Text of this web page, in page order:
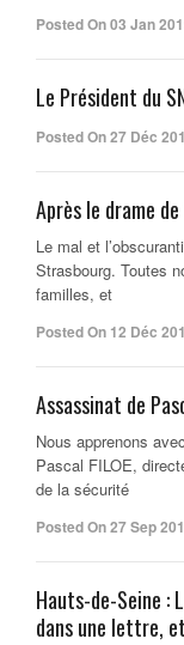
Posted On 03 Jan
Le Président du
Posted On 27 Déc
Après le drame
Le mal et
Strasbourg. Toutes
familles, et
Posted On 12 Déc
Assassinat de
Nous apprenons
Pascal FILOE,
de la sécurité
Posted On 27 Sep
Hauts-de-Seine :
dans une lettre,